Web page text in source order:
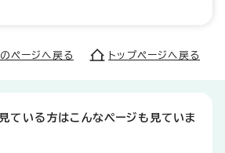
ページへ戻る トップページへ戻る
ている方はこんなページも見ていま